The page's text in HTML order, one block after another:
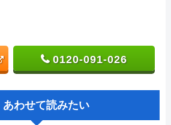
0120-091-026
あわせて読みたい